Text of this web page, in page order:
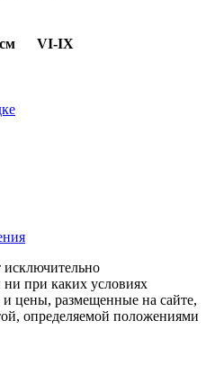
VI-IX
при каких условиях
цены, размещенные на сайте,
определяемой положениями